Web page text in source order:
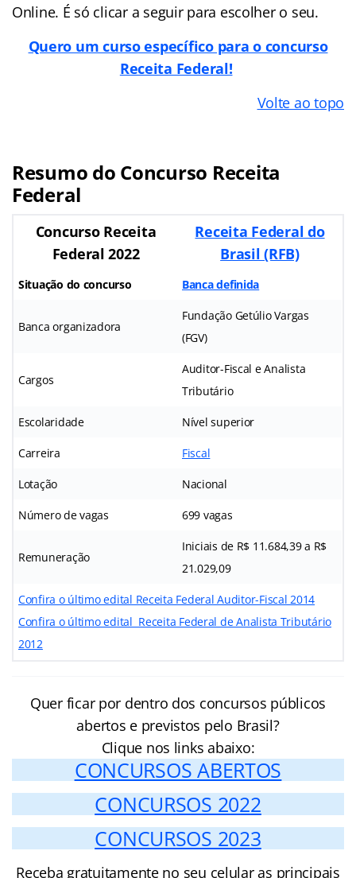
Online. É só clicar a seguir para escolher o seu.
Quero um curso específico para o concurso
Receita Federal!
Volte ao topo
Resumo do Concurso Receita
Federal
Concurso Receita
Federal 2022
Receita Federal do
Brasil (RFB)
Situação do concurso Banca definida
Banca organizadora
Fundação Getúlio Vargas
(FGV)
Cargos
Auditor-Fiscal e Analista
Tributário
Escolaridade Nível superior
Carreira Fiscal
Lotação Nacional
Número de vagas 699 vagas
Remuneração
Iniciais de R$ 11.684,39 a R$
21.029,09
Confira o último edital Receita Federal Auditor-Fiscal 2014
Confira o último edital Receita Federal de Analista Tributário
2012
Quer ficar por dentro dos concursos públicos
abertos e previstos pelo Brasil?
Clique nos links abaixo:
CONCURSOS ABERTOS
CONCURSOS 2022
CONCURSOS 2023
Receba gratuitamente no seu celular as principais